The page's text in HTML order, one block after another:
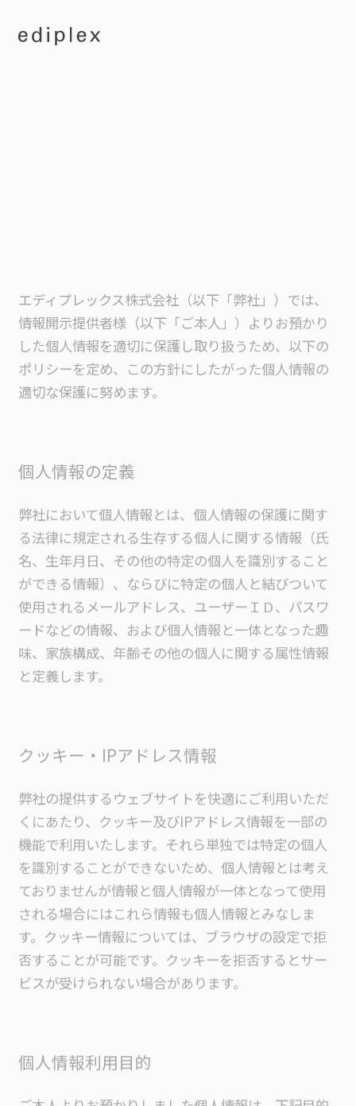
エディプレックス株式会社（以下「弊社」）では、
情報開示提供者様（以下「ご本人」）よりお預かり
した個人情報を適切に保護し取り扱うため、以下の
ポリシーを定め、この方針にしたがった個人情報の
適切な保護に努めます。
個人情報の定義
弊社において個人情報とは、個人情報の保護に関す
る法律に規定される生存する個人に関する情報（氏
名、生年月日、その他の特定の個人を識別すること
ができる情報）、ならびに特定の個人と結びついて
使用されるメールアドレス、ユーザーＩＤ、パスワ
ードなどの情報、および個人情報と一体となった趣
味、家族構成、年齢その他の個人に関する属性情報
と定義します。
クッキー・IPアドレス情報
弊社の提供するウェブサイトを快適にご利用いただ
くにあたり、クッキー及びIPアドレス情報を一部の
機能で利用いたします。それら単独では特定の個人
を識別することができないため、個人情報とは考え
ておりませんが情報と個人情報が一体となって使用
される場合にはこれら情報も個人情報とみなしま
す。クッキー情報については、ブラウザの設定で拒
否することが可能です。クッキーを拒否するとサー
ビスが受けられない場合があります。
個人情報利用目的
ご本人よりお預かりしました個人情報は、下記目的